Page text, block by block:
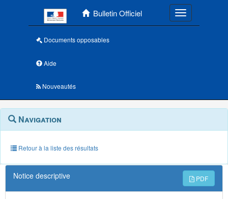
Bulletin Officiel Toggle
Documents opposables
Aide
Nouveautés
Navigation
outils
annexes
Menu
contextuel
Navigation
Retour à la liste des résultats
Notice descriptive PDF